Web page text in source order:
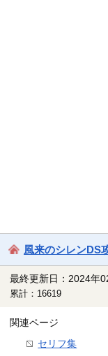
風来のシレンDS
最終更新日：2024年
累計：16619
関連ページ
セリフ集